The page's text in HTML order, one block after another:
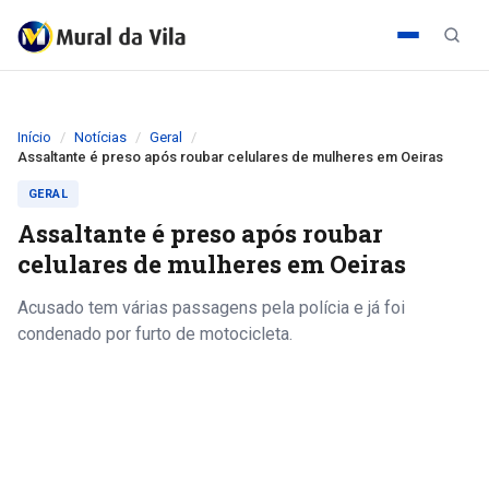
Início Notícias
Geral
Assaltante é preso após roubar celulares de mulheres em Oeiras
GERAL
Assaltante é preso após roubar
celulares de mulheres em Oeiras
Acusado tem várias passagens pela polícia e já foi
condenado por furto de motocicleta.